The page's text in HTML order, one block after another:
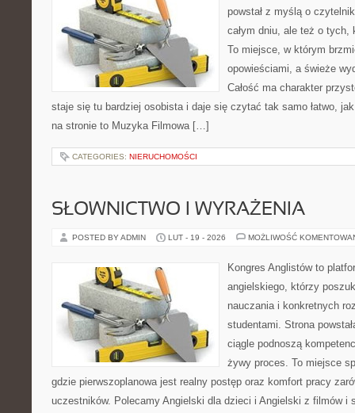
powstał z myślą o
całym dniu, ale też o
To miejsce, w którym
opowieściami, a świeże
Całość ma charakter
staje się tu bardziej osobista i daje się czytać tak samo łatwo,
na stronie to Muzyka Filmowa […]
CATEGORIES: NIERUCHOMOŚCI
SŁOWNICTWO I WYRAŻENIA
POSTED BY ADMIN LUT - 19 - 2026 MOŻLIWOŚĆ
Kongres Anglistów to
angielskiego, którzy
nauczania i konkretnych
studentami. Strona
ciągle podnoszą
żywy proces. To miejsce
gdzie pierwszoplanowa jest realny postęp oraz komfort pracy
uczestników. Polecamy Angielski dla dzieci i Angielski z filmów i